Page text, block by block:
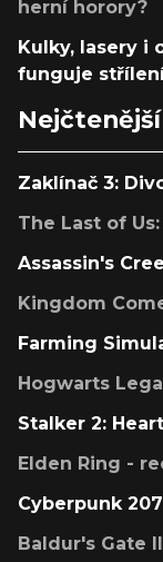
herní horory?
Kulky, lasery i
funguje
Zaklínač 3:
The Last of
Assassin's
Kingdom
Farming
Hogwarts
Stalker 2:
Elden Ring -
Cyberpunk
Baldur's Gate